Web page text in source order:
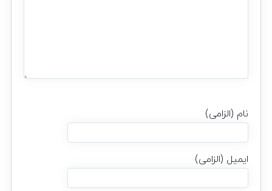
نام (الزامی)
ایمیل (الزامی)